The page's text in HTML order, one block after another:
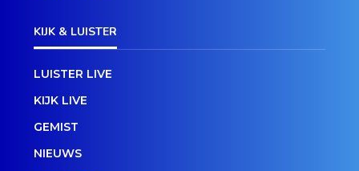
KIJK & LUISTER
LUISTER LIVE
KIJK LIVE
GEMIST
NIEUWS